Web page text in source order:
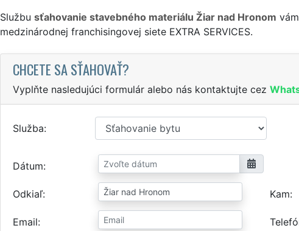
Službu sťahovanie stavebného materiálu Žiar nad Hronom
medzinárodnej franchisingovej siete EXTRA SERVICES.
CHCETE SA SŤAHOVAŤ?
Vyplňte nasledujúci formulár alebo nás kontaktujte cez
Služba
Dátum
Odkiaľ Kam
Email